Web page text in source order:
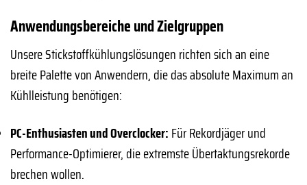
Anwendungsbereiche und Zielgruppen
Unsere Stickstoffkühlungslösungen richten sich an eine
breite Palette von Anwendern, die das absolute Maximum an
Kühlleistung benötigen:
PC-Enthusiasten und Overclocker: Für Rekordjäger und
Performance-Optimierer, die extremste Übertaktungsrekorde
brechen wollen.